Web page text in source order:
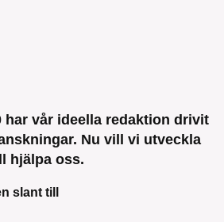
har vår ideella redaktion drivit
Nu vill vi utveckla
hjälpa oss.
slant till